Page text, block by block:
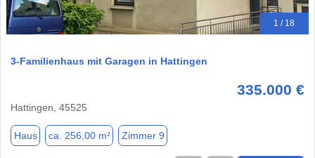
1 / 18
3-Familienhaus mit Garagen in Hattingen
335.000 €
Hattingen, 45525
Haus ca. 256,00 m² Zimmer 9